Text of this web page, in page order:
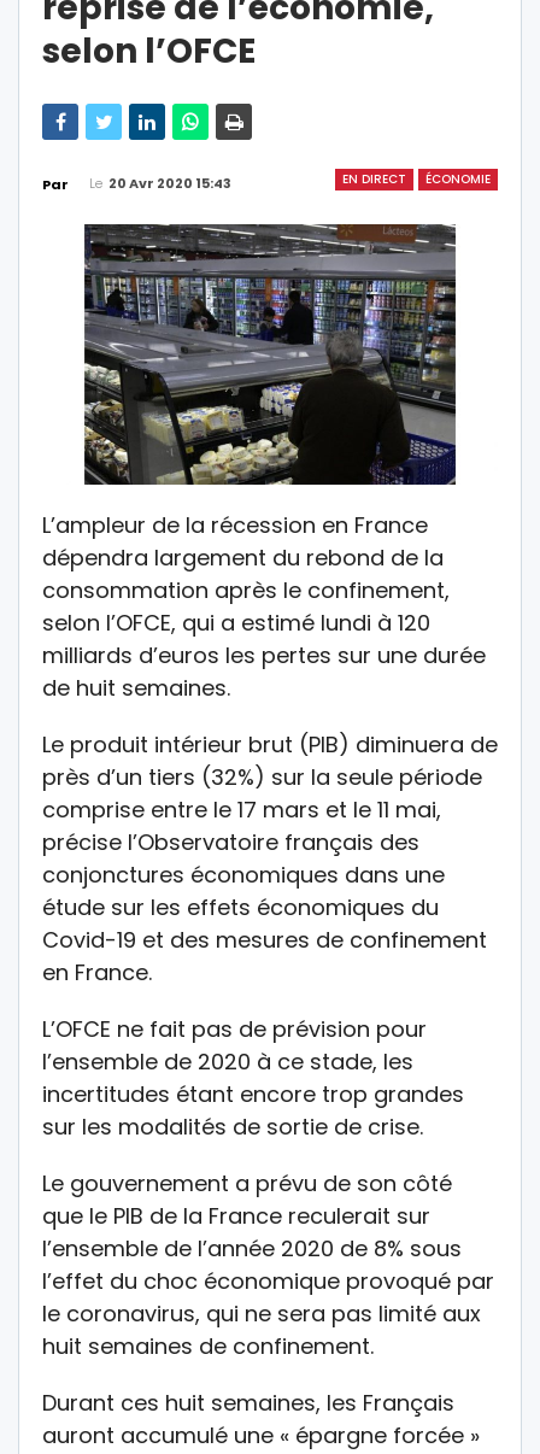
selon l’OFCE
EN DIRECT ÉCONOMIE
Par Le 20 Avr 2020 15:43
L’ampleur de la récession en France
dépendra largement du rebond de la
consommation après le confinement,
selon l’OFCE, qui a estimé lundi à 120
milliards d’euros les pertes sur une durée
de huit semaines.
Le produit intérieur brut (PIB) diminuera de
près d’un tiers (32%) sur la seule période
comprise entre le 17 mars et le 11 mai,
précise l’Observatoire français des
conjonctures économiques dans une
étude sur les effets économiques du
Covid-19 et des mesures de confinement
en France.
L’OFCE ne fait pas de prévision pour
l’ensemble de 2020 à ce stade, les
incertitudes étant encore trop grandes
sur les modalités de sortie de crise.
Le gouvernement a prévu de son côté
que le PIB de la France reculerait sur
l’ensemble de l’année 2020 de 8% sous
l’effet du choc économique provoqué par
le coronavirus, qui ne sera pas limité aux
huit semaines de confinement.
Durant ces huit semaines, les Français
auront accumulé une « épargne forcée »